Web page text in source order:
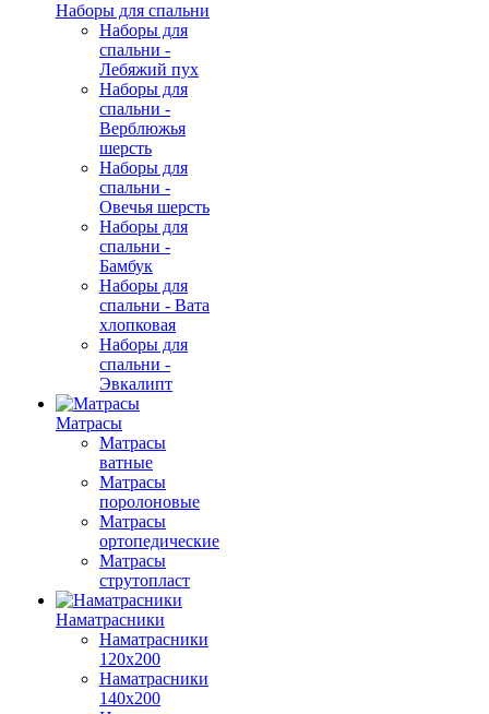
Наборы для спальни
Наборы для
спальни -
Лебяжий пух
Наборы для
спальни -
Верблюжья
шерсть
Наборы для
спальни -
Овечья шерсть
Наборы для
спальни -
Бамбук
Наборы для
спальни - Вата
хлопковая
Наборы для
спальни -
Эвкалипт
Матрасы
Матрасы
ватные
Матрасы
поролоновые
Матрасы
ортопедические
Матрасы
струтопласт
Наматрасники
Наматрасники
120х200
Наматрасники
140х200